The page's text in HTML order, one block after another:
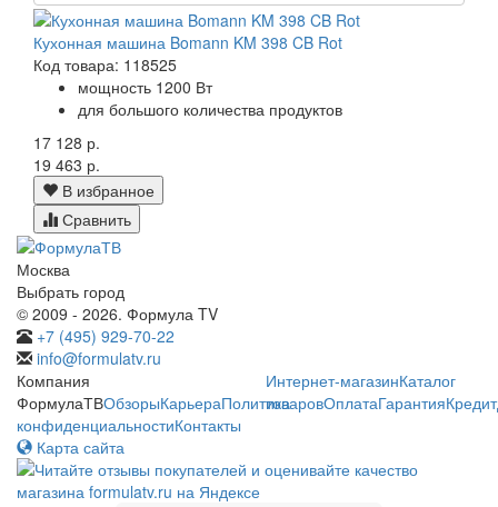
Кухонная машина Bomann KM 398 CB Rot
Код товара: 118525
мощность 1200 Вт
для большого количества продуктов
17 128 р.
19 463 р.
В избранное
Сравнить
Москва
Выбрать город
© 2009 - 2026. Формула TV
+7 (495) 929-70-22
info@formulatv.ru
Компания
ФормулаТВОбзорыКарьераПолитика
конфиденциальностиКонтакты
Интернет-магазинКаталог
товаровОплатаГарантияКредит
Карта сайта